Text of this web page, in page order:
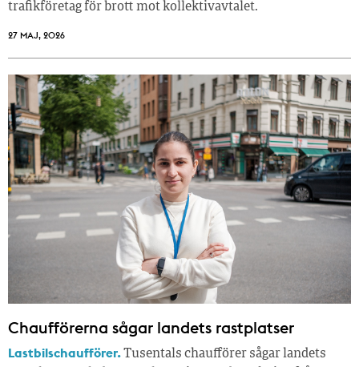
trafikföretag för brott mot kollektivavtalet.
27 MAJ, 2026
Chaufförerna sågar landets rastplatser
Lastbilschaufförer.Tusentals chaufförer sågar landets